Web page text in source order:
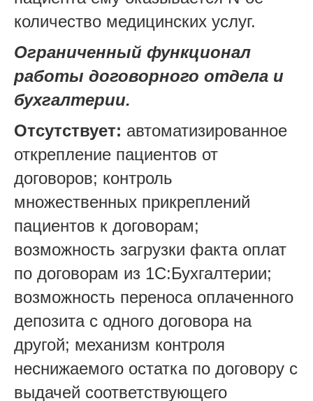
количество медицинских услуг.
Ограниченный функционал
работы договорного отдела и
бухгалтерии.
Отсутствует: автоматизированное
открепление пациентов от
договоров; контроль
множественных прикреплений
пациентов к договорам;
возможность загрузки факта оплат
по договорам из 1С:Бухгалтерии;
возможность переноса оплаченного
депозита с одного договора на
другой; механизм контроля
неснижаемого остатка по договору с
выдачей соответствующего